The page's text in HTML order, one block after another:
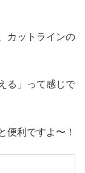
カットラインの
る」って感じで
便利ですよ〜！